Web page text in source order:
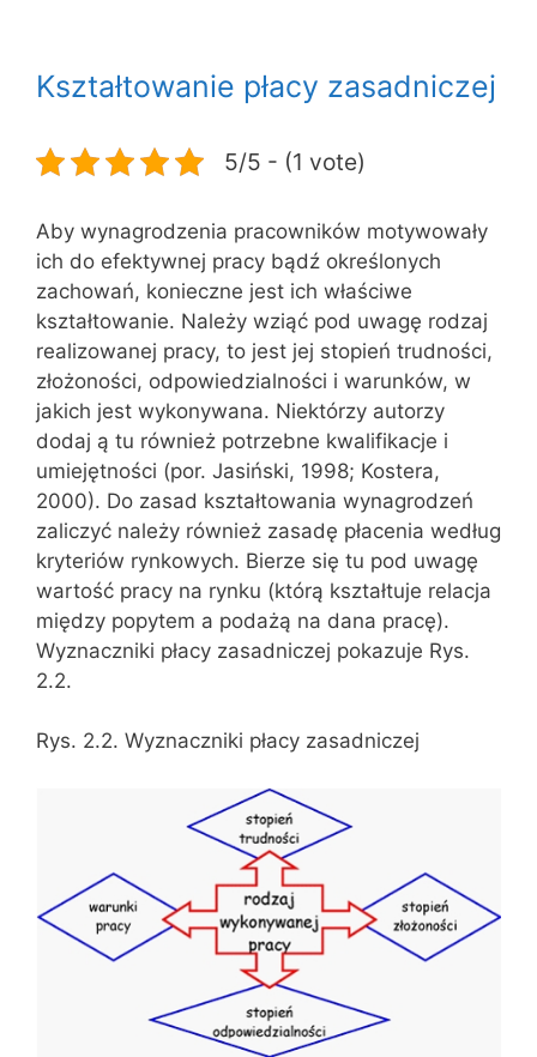
Kształtowanie płacy zasadniczej
5/5 - (1 vote)
Aby wynagrodzenia pracowników motywowały
ich do efektywnej pracy bądź określonych
zachowań, konieczne jest ich właściwe
kształtowanie. Należy wziąć pod uwagę rodzaj
realizowanej pracy, to jest jej stopień trudności,
złożoności, odpowiedzialności i warunków, w
jakich jest wykonywana. Niektórzy autorzy
dodaj ą tu również potrzebne kwalifikacje i
umiejętności (por. Jasiński, 1998; Kostera,
2000). Do zasad kształtowania wynagrodzeń
zaliczyć należy również zasadę płacenia według
kryteriów rynkowych. Bierze się tu pod uwagę
wartość pracy na rynku (którą kształtuje relacja
między popytem a podażą na dana pracę).
Wyznaczniki płacy zasadniczej pokazuje Rys.
2.2.
Rys. 2.2. Wyznaczniki płacy zasadniczej